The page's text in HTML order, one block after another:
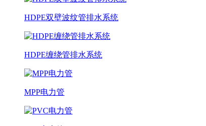
HDPE双壁波纹管排水系统
HDPE缠绕管排水系统
MPP电力管